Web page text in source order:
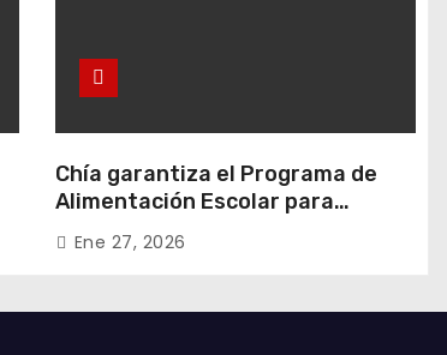
Chía garantiza el Programa de
Alimentación Escolar para
estudiantes de instituciones
oficiales
Ene 27, 2026